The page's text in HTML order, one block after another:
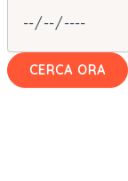
CERCA ORA